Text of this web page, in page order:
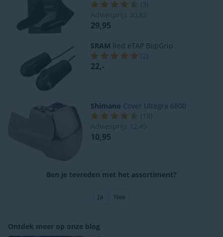
( 3
Adviesprijs
30,82
29,95
SRAM Red eTAP BlipGrip
(2
22,-
Shimano Cover Ultegra 6800
(
18
Adviesprijs
12,49
10,95
Ben je tevreden met het assortiment?
Ja Nee
Ontdek meer op onze blog